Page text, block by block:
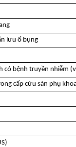
lưu ổ bụng
bệnh truyền nhiễm
cấp cứu sản phụ